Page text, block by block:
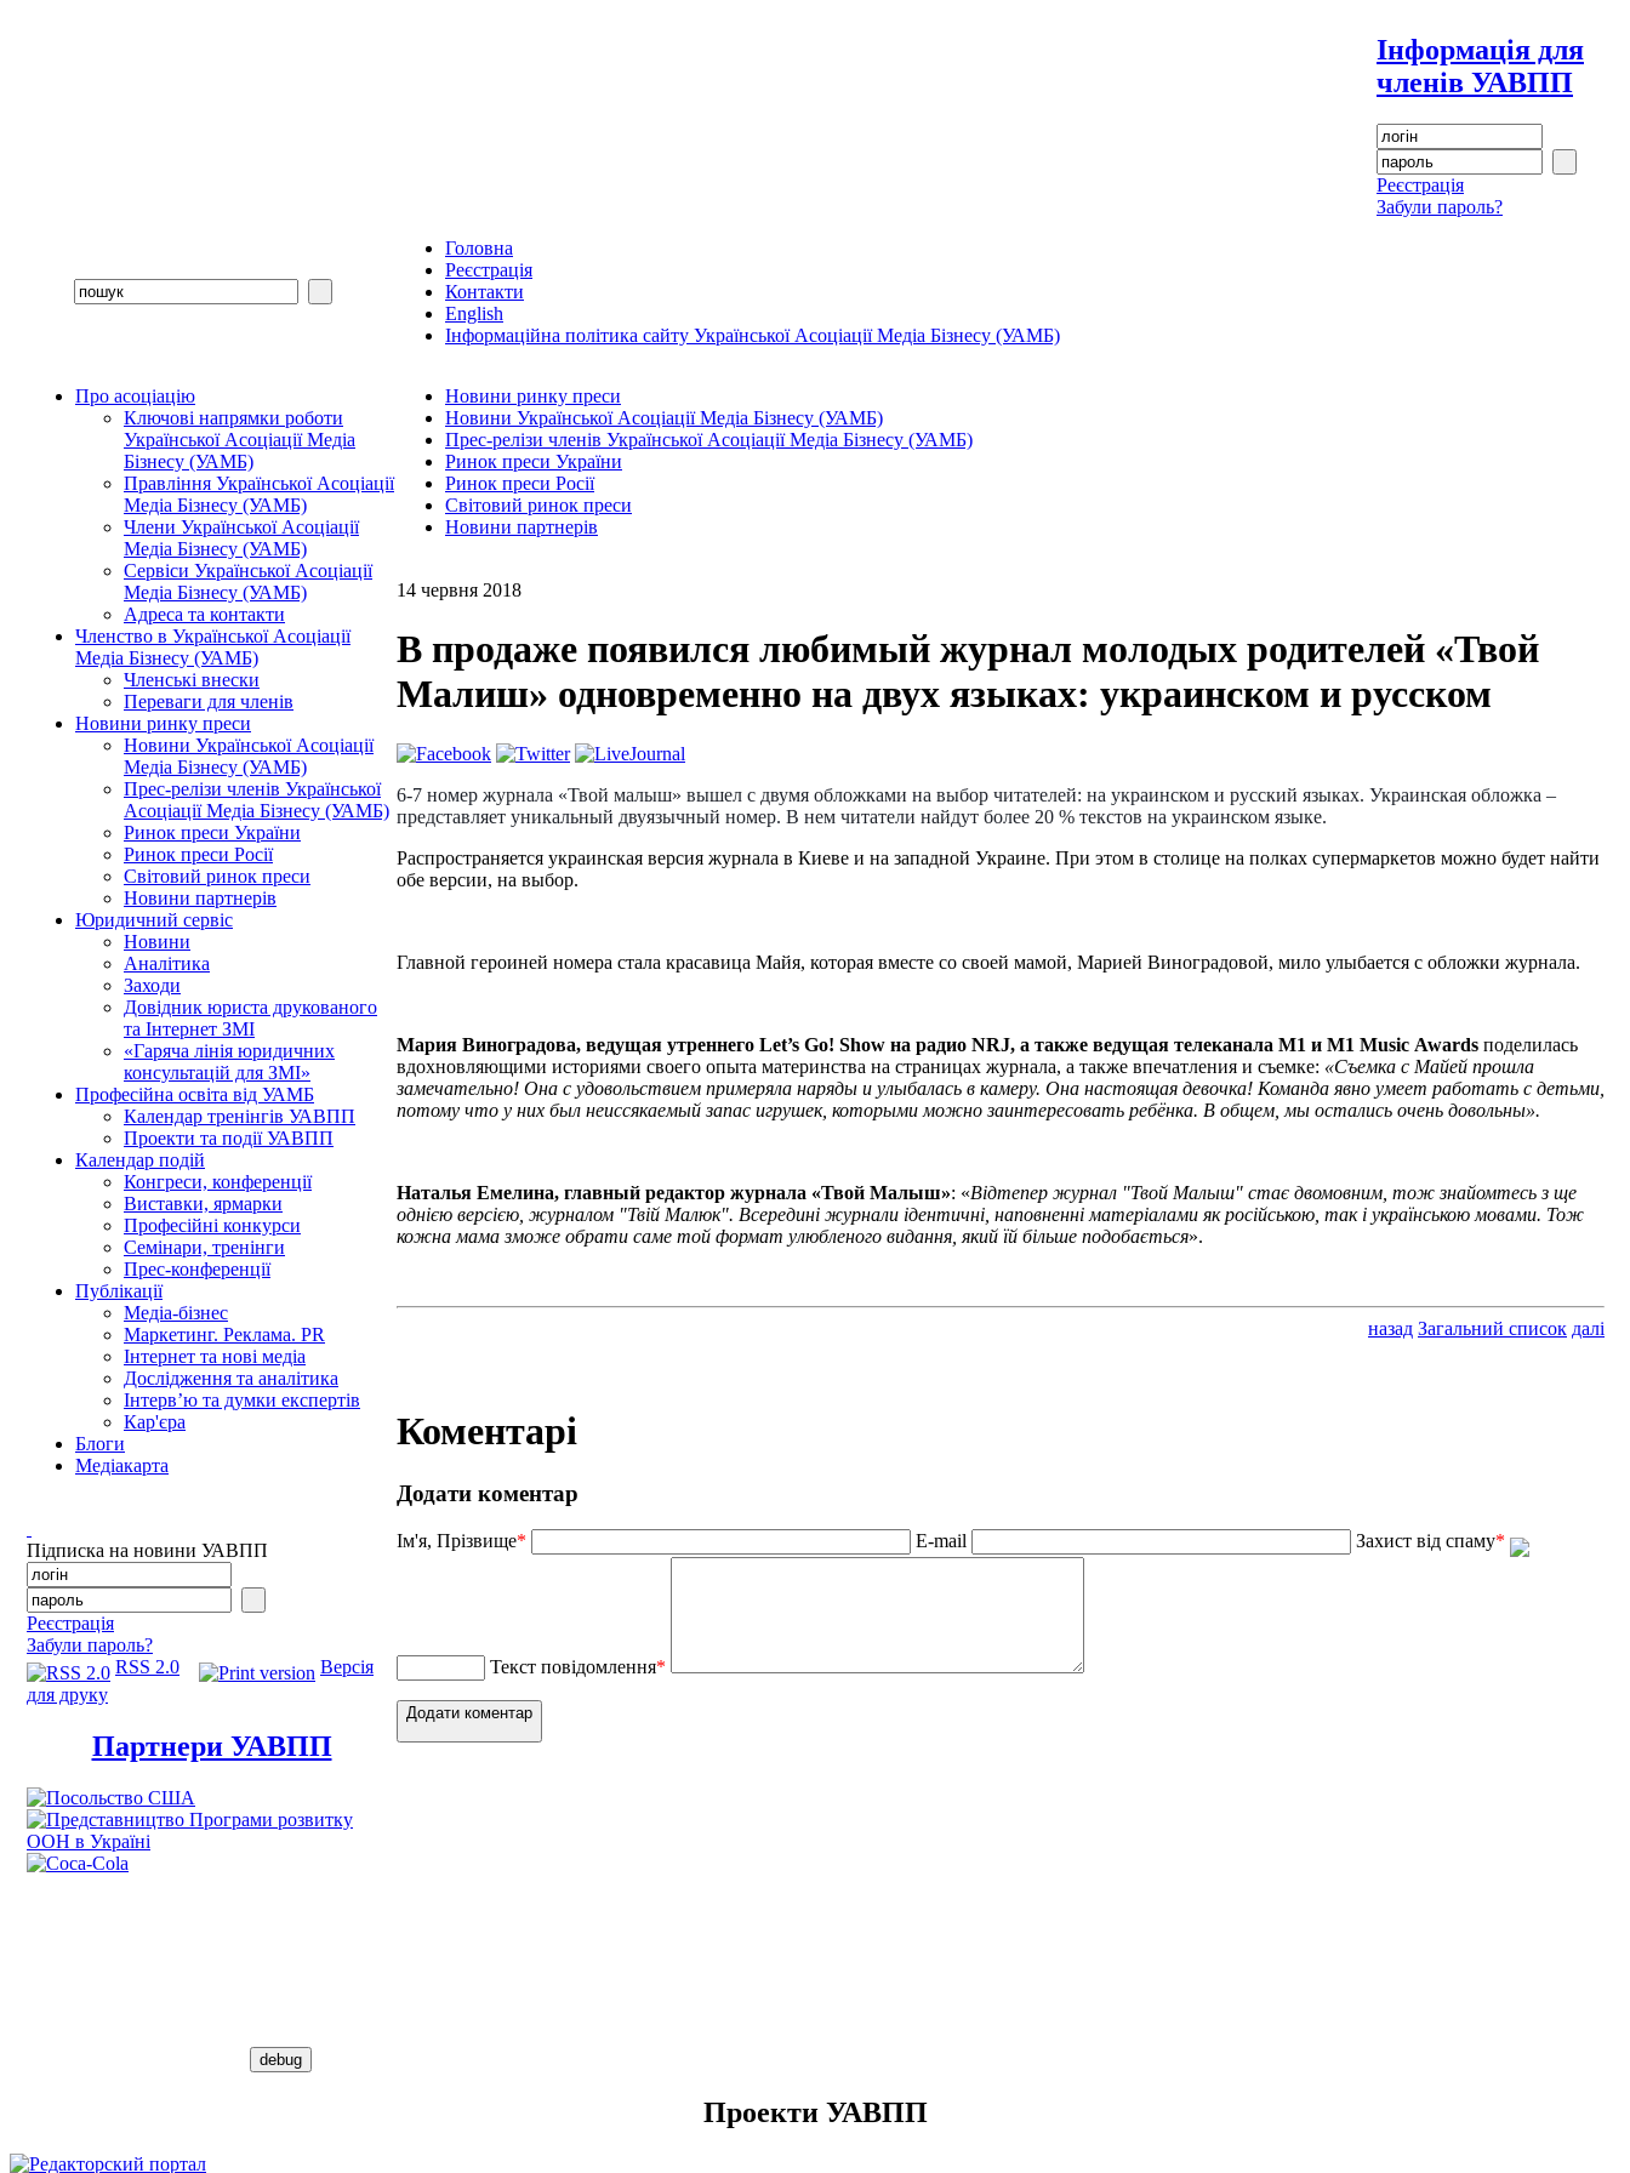
Інформація для
членів УАВПП
Реєстрація
Забули пароль?
Головна
Реєстрація
Контакти
English
Інформаційна політика сайту Української Асоціації Медіа Бізнесу (УАМБ)
Про асоціацію
Ключові напрямки роботи
Української Асоціації Медіа
Бізнесу (УАМБ)
Правління Української Асоціації
Медіа Бізнесу (УАМБ)
Члени Української Асоціації
Медіа Бізнесу (УАМБ)
Сервіси Української Асоціації
Медіа Бізнесу (УАМБ)
Адреса та контакти
Членство в Української Асоціації
Медіа Бізнесу (УАМБ)
Членські внески
Переваги для членів
Новини ринку преси
Новини Української Асоціації
Медіа Бізнесу (УАМБ)
Прес-релізи членів Української
Асоціації Медіа Бізнесу (УАМБ)
Ринок преси України
Ринок преси Росії
Світовий ринок преси
Новини партнерів
Юридичний сервіс
Новини
Аналітика
Заходи
Довідник юриста друкованого
та Інтернет ЗМІ
«Гаряча лінія юридичних
консультацій для ЗМІ»
Професійна освіта від УАМБ
Календар тренінгів УАВПП
Проекти та події УАВПП
Календар подій
Конгреси, конференції
Виставки, ярмарки
Професійні конкурси
Семінари, тренінги
Прес-конференції
Публікації
Медіа-бізнес
Маркетинг. Реклама. PR
Інтернет та нові медіа
Дослідження та аналітика
Інтерв’ю та думки експертів
Кар'єра
Блоги
Медіакарта
Підписка на новини УАВПП
Реєстрація
Забули пароль?
RSS 2.0
Версія
для друку
Партнери УАВПП
Новини ринку преси
Новини Української Асоціації Медіа Бізнесу (УАМБ)
Прес-релізи членів Української Асоціації Медіа Бізнесу (УАМБ)
Ринок преси України
Ринок преси Росії
Світовий ринок преси
Новини партнерів
14 червня 2018
В продаже появился любимый журнал молодых родителей «Твой
Малиш» одновременно на двух языках: украинском и русском
6-7 номер журнала «Твой малыш» вышел с двумя обложками на выбор читателей: на украинском и русский языках. Украинская обложка –
представляет уникальный двуязычный номер. В нем читатели найдут более 20 % текстов на украинском языке.
Распространяется украинская версия журнала в Киеве и на западной Украине. При этом в столице на полках супермаркетов можно будет найти
обе версии, на выбор.
Главной героиней номера стала красавица Майя, которая вместе со своей мамой, Марией Виноградовой, мило улыбается с обложки журнала.
Мария Виноградова, ведущая утреннего Let’s Go! Show на радио NRJ, а также ведущая телеканала М1 и М1 Music Awards поделилась
вдохновляющими историями своего опыта материнства на страницах журнала, а также впечатления и съемке: «Съемка с Майей прошла
замечательно! Она с удовольствием примеряла наряды и улыбалась в камеру. Она настоящая девочка! Команда явно умеет работать с детьми,
потому что у них был неиссякаемый запас игрушек, которыми можно заинтересовать ребёнка. В общем, мы остались очень довольны».
Наталья Емелина, главный редактор журнала «Твой Малыш»: «Відтепер журнал "Твой Малыш" стає двомовним, тож знайомтесь з ще
однією версією, журналом "Твій Малюк". Всередині журнали ідентичні, наповненні матеріалами як російською, так і українською мовами. Тож
кожна мама зможе обрати саме той формат улюбленого видання, який їй більше подобається».
назад Загальний список далі
Коментарі
Додати коментар
Ім'я, Прізвище* E-mail Захист від спаму*
Текст повідомлення*
Додати коментар
Проекти УАВПП